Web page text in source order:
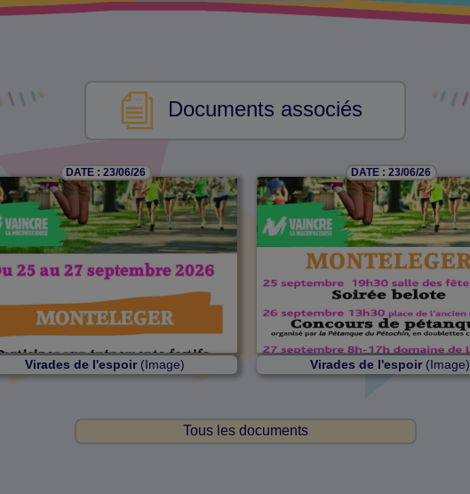
Documents associés
DATE : 23/06/26
Virades de l'espoir(Image)
DATE : 23/06/26
Virades de l'espoir(Image)
Tous les documents